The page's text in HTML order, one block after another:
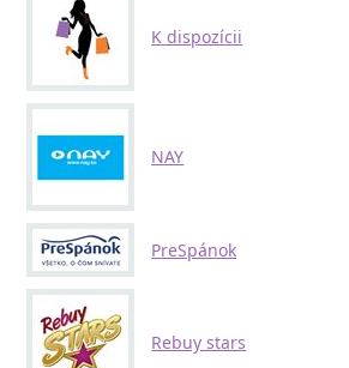
K dispozícii
NAY
PreSpánok
Rebuy stars